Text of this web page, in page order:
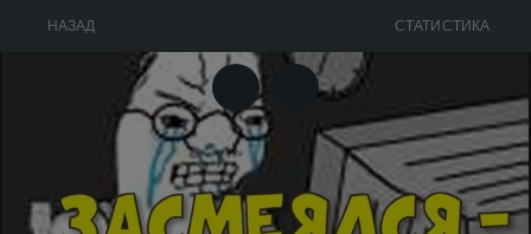
НАЗАД СТАТИСТИКА